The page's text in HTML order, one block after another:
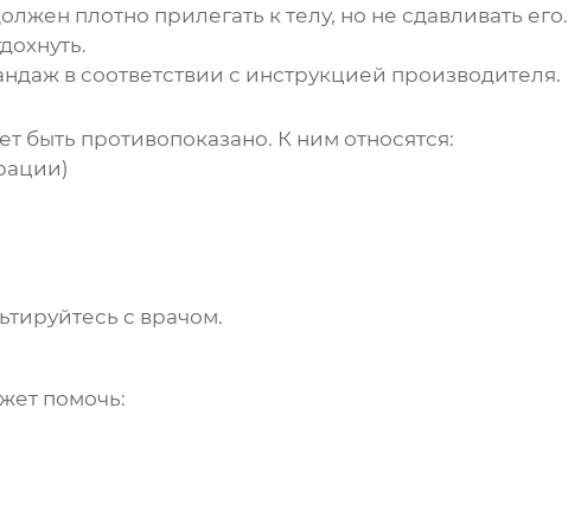
плотно прилегать к телу, но не сдавливать его.
в соответствии с инструкцией производителя.
быть противопоказано. К ним относятся:
с врачом.
помочь: